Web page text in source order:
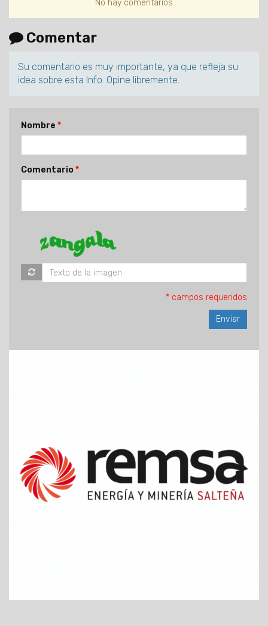
No hay comentarios
Comentar
Su comentario es muy importante, ya que refleja su
idea sobre esta Info. Opine libremente.
Nombre
Comentario
* campos requeridos